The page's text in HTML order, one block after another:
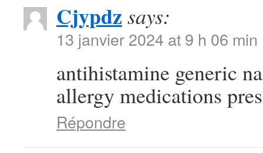
Cjypdz says:
13 janvier 2024 at 9 h 06 min
antihistamine generic
allergy medications
Répondre